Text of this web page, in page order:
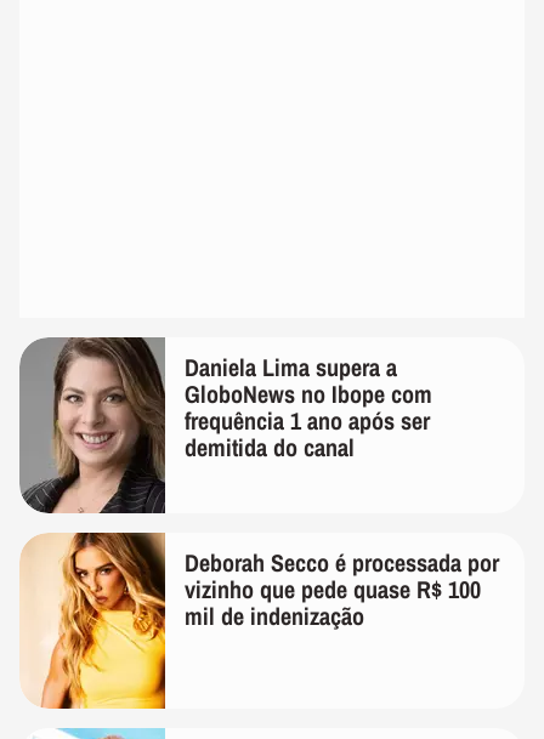
Daniela Lima supera a
GloboNews no Ibope com
frequência 1 ano após ser
demitida do canal
Deborah Secco é processada por
vizinho que pede quase R$ 100
mil de indenização